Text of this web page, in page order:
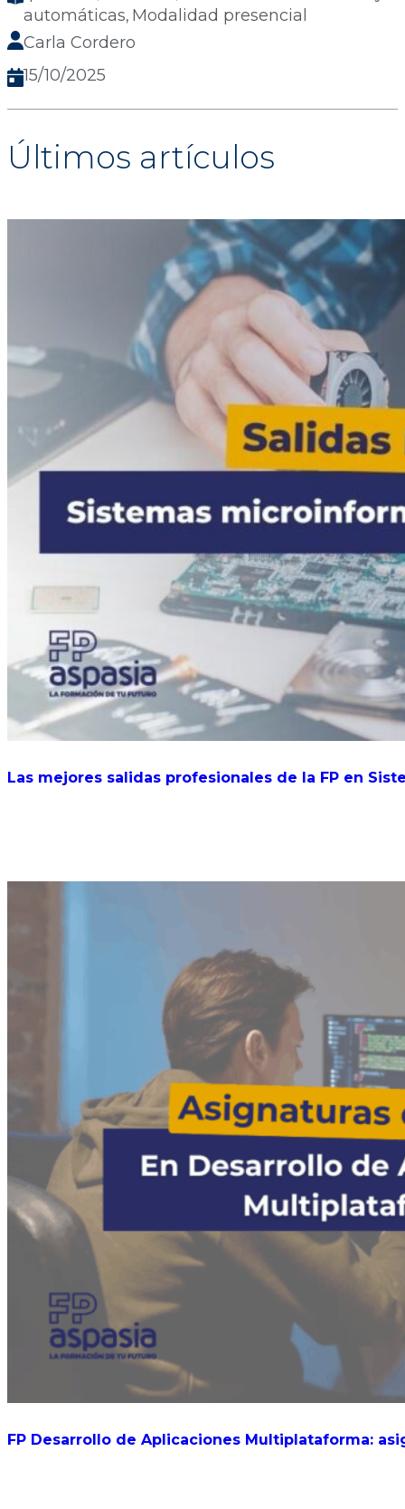
automáticas, Modalidad presencial
Carla Cordero
15/10/2025
Últimos artículos
Las mejores salidas profesionales de la FP en
FP Desarrollo de Aplicaciones Multiplataforma: